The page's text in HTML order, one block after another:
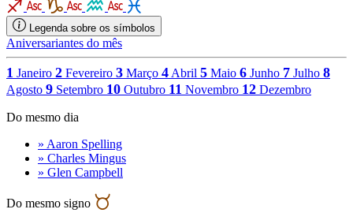
Legenda sobre os símbolos
Aniversariantes do mês
1 Janeiro 2 Fevereiro 3 Março 4Abril 5 Maio 6 Junho 7 Julho 8
Agosto 9 Setembro 10 Outubro 11 Novembro 12 Dezembro
Do mesmo dia
» Aaron Spelling
» Charles Mingus
» Glen Campbell
Do mesmo signo